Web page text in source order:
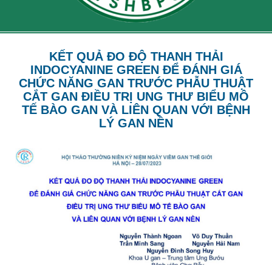
KẾT QUẢ ĐO ĐỘ THANH THẢI
INDOCYANINE GREEN ĐỂ ĐÁNH GIÁ
CHỨC NĂNG GAN TRƯỚC PHẪU THUẬT
CẮT GAN ĐIỀU TRỊ UNG THƯ BIỂU MÔ
TẾ BÀO GAN VÀ LIÊN QUAN VỚI BỆNH
LÝ GAN NỀN